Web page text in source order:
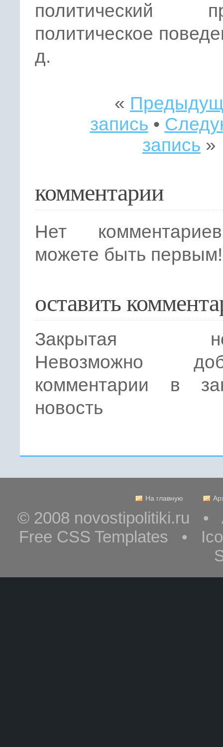
политический
политическое
д.
«
запись •
запись »
комментарии
Нет
можете быть первым!
оставить
Закрытая
Невозможно
комментарии в
новость
На главную
© 2008 novostipolitiki.ru •
Free CSS Templates •